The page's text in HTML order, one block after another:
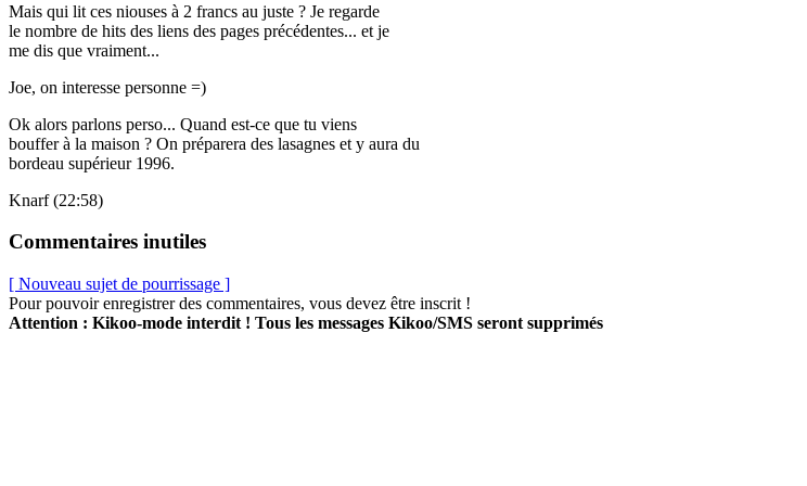
Mais qui lit ces niouses à 2 francs au juste ? Je regarde
le nombre de hits des liens des pages précédentes... et je
me dis que vraiment...
Joe, on interesse personne =)
Ok alors parlons perso... Quand est-ce que tu viens
bouffer à la maison ? On préparera des lasagnes et y aura du
bordeau supérieur 1996.
Knarf (22:58)
Commentaires inutiles
[ Nouveau sujet de pourrissage ]
Pour pouvoir enregistrer des commentaires, vous devez être inscrit !
Attention : Kikoo-mode interdit ! Tous les messages Kikoo/SMS seront supprimés